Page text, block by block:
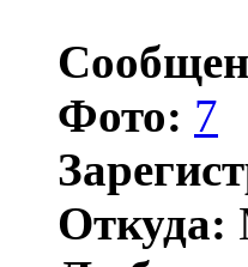
Фото: 7
Откуда: